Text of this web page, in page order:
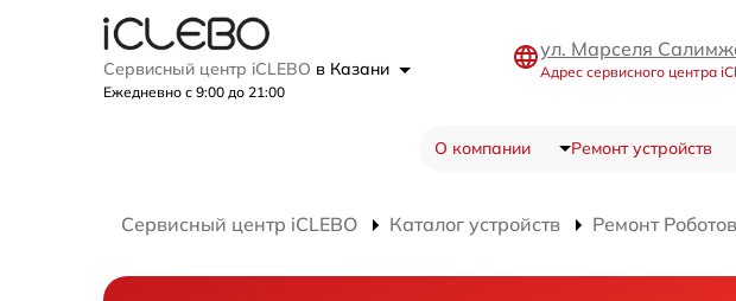
Сервисный центр iCLEBO в Казани
Ежедневно с 9:00 до 21:00
ул. Марселя
Адрес сервисного центра
О компании Ремонт устройств
Сервисный центр iCLEBO Каталог устройств Ремонт